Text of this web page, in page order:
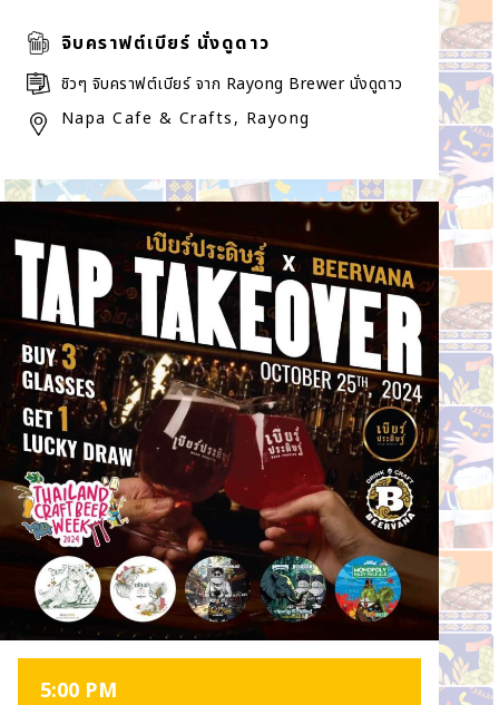
จิบคราฟต์เบียร์ นั่งดูดาว
ชิวๆ จิบคราฟต์เบียร์ จาก Rayong Brewer นั่งดูดาว
Napa Cafe & Crafts, Rayong
5:00 PM